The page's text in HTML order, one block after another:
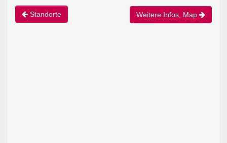
Standorte Weitere Infos, Map